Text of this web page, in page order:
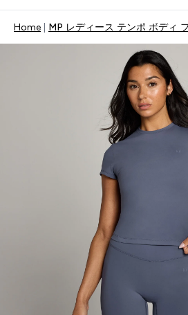
Home MP レディース テンポ ボディ